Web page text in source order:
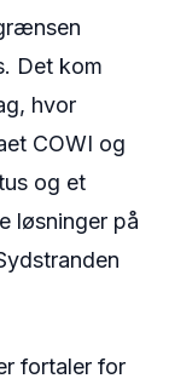
Det kom
hvor
COWI og
og et
løsninger på
fortaler for